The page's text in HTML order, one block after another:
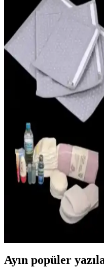
Anne kucağı beşik, hafif ve
ve rahat uyumasını sağlar,
sunar.
Mustela 50 Faktör
Ciltler İçin Güvenilir
Mustela 50 Faktör Bebek
bebek cildini UV ışınlarına
edilmiştir ve suya dayanıklıdır.
Hastane Çantası
Gerekli Hazırlık Rehberi
Yeni anne ve bebekler için
temel eşyalar, hazırlık
şekilde anlatılmaktadır.
Doğum Çantası
Annelik Sürecinde
Doğum çantası, anne ve
önemli bir araçtır. Doğru
Ayın popüler